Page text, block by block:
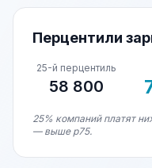
Перцентили
25-й перцентиль
58 800
25% компаний платят
— выше p75.